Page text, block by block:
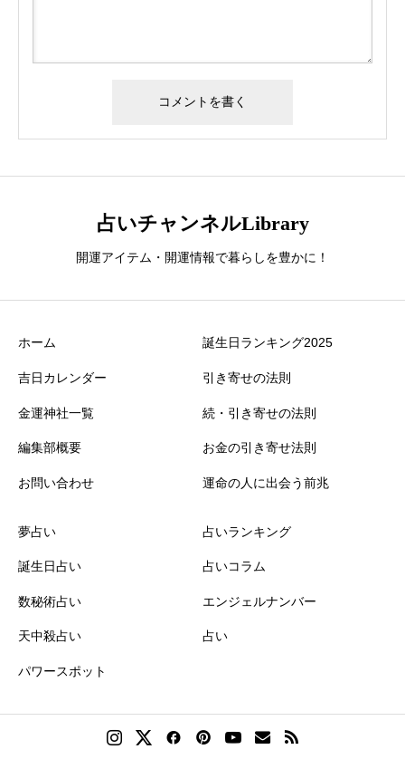
占いチャンネルLibrary
開運アイテム・開運情報で暮らしを豊かに！
ホーム
吉日カレンダー
金運神社一覧
編集部概要
お問い合わせ
誕生日ランキング2025
引き寄せの法則
続・引き寄せの法則
お金の引き寄せ法則
運命の人に出会う前兆
夢占い
誕生日占い
数秘術占い
天中殺占い
パワースポット
占いランキング
占いコラム
エンジェルナンバー
占い